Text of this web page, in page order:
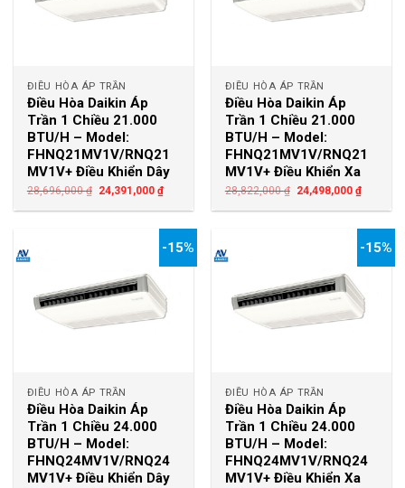
ĐIỀU HÒA ÁP TRẦN
Điều Hòa Daikin Áp
Trần 1 Chiều 21.000
BTU/H – Model:
FHNQ21MV1V/RNQ21
MV1V+ Điều Khiển Dây
28,696,000₫ 24,391,000₫
ĐIỀU HÒA ÁP TRẦN
Điều Hòa Daikin Áp
Trần 1 Chiều 21.000
BTU/H – Model:
FHNQ21MV1V/RNQ21
MV1V+ Điều Khiển Xa
28,822,000₫ 24,498,000₫
-15%
ĐIỀU HÒA ÁP TRẦN
Điều Hòa Daikin Áp
Trần 1 Chiều 24.000
BTU/H – Model:
FHNQ24MV1V/RNQ24
MV1V+ Điều Khiển Dây
-15%
ĐIỀU HÒA ÁP TRẦN
Điều Hòa Daikin Áp
Trần 1 Chiều 24.000
BTU/H – Model:
FHNQ24MV1V/RNQ24
MV1V+ Điều Khiển Xa